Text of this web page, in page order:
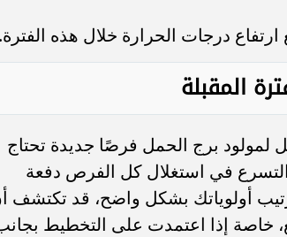
درجات الحرارة خلال هذه
المقبلة
لمولود برج الحمل فرصًا جديدة تحتاج
في استغلال كل الفرص دفعة
أولوياتك بشكل واضح، قد تكتشف
خاصة إذا اعتمدت على التخطيط